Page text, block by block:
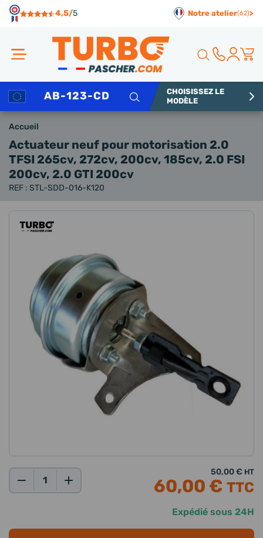
4,5/5 Notre atelier(62)>
Rechercher
CHOISISSEZ LE
MODÈLE
Accueil
Actuateur neuf pour motorisation 2.0
TFSI 265cv, 272cv, 200cv, 185cv, 2.0 FSI
200cv, 2.0 GTI 200cv
REF : STL-SDD-016-K120
Expédié sous 24H
50,00 € HT
60,00 € TTC
Panneau de gestion des cookies